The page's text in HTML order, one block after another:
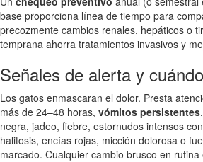
base proporciona línea de tiempo para
precozmente cambios renales, hepáticos o
temprana ahorra tratamientos invasivos y
Señales de alerta y
Los gatos enmascaran el dolor. Presta
más de 24–48 horas, vómitos persistentes
negra, jadeo, fiebre, estornudos intensos
halitosis, encías rojas, micción dolorosa o
marcado. Cualquier cambio brusco en rutina